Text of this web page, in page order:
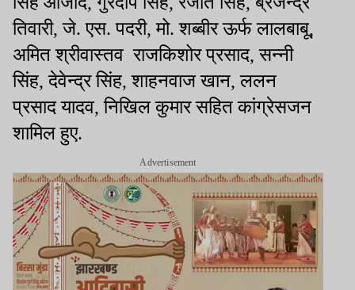
तिवारी,जे. एस. पदरी,मो. शब्बीर ऊर्फ लालबाबू,
अमित श्रीवास्तव राजकिशोर प्रसाद,सन्नी
सिंह,देवेन्द्र सिंह, शाहनवाज खान,ललन
प्रसाद यादव,निखिल कुमार सहित कांग्रेसजन
शामिल हुए.
Advertisement